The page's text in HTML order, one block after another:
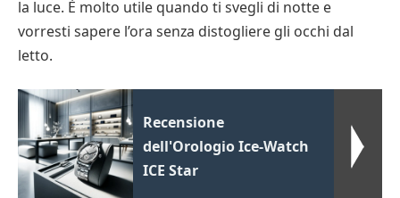
la luce. È molto utile quando ti svegli di notte e
vorresti sapere l’ora senza distogliere gli occhi dal
letto.
Recensione
dell'Orologio Ice-Watch
ICE Star